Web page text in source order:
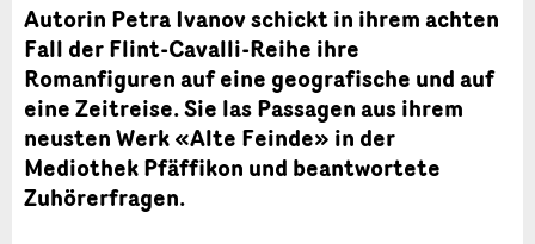
Autorin Petra Ivanov schickt in ihrem achten
Fall der Flint-Cavalli-Reihe ihre
Romanfiguren auf eine geografische und auf
eine Zeitreise. Sie las Passagen aus ihrem
neusten Werk «Alte Feinde» in der
Mediothek Pfäffikon und beantwortete
Zuhörerfragen.